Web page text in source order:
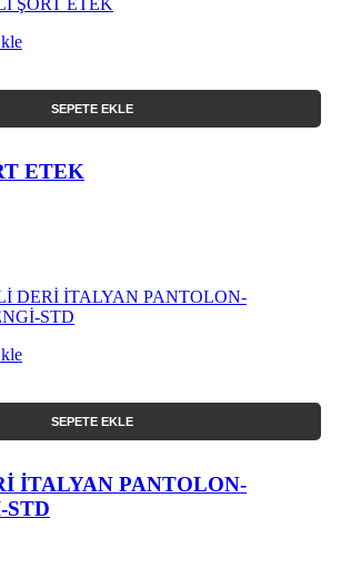
SEPETE EKLE
ETEK
SEPETE EKLE
İTALYAN PANTOLON-